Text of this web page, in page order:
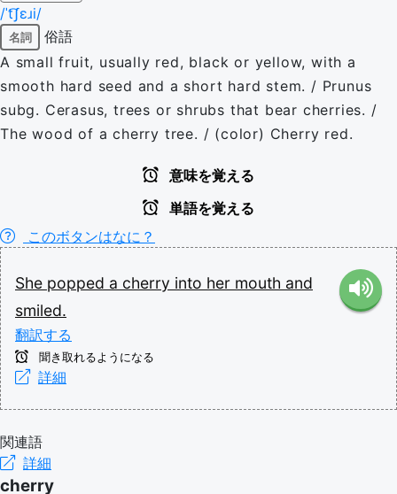
/ˈt͡ʃɛɹi/
名詞
俗語
A small fruit, usually red, black or yellow, with a
smooth hard seed and a short hard stem. / Prunus
subg. Cerasus, trees or shrubs that bear cherries. /
The wood of a cherry tree. / (color) Cherry red.
意味を覚える
単語を覚える
このボタンはなに？
She popped a cherry into her mouth and
smiled.
翻訳する
聞き取れるようになる
詳細
関連語
詳細
cherry